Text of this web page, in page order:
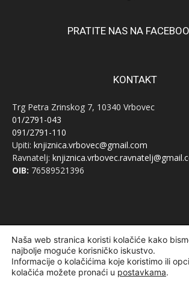
PRATITE NAS NA
KONTAKT
Trg Petra Zrinskog 7, 10340 Vrbovec
01/2791-043
091/2791-110
Upiti: knjiznica.vrbovec@gmail.com
Ravnatelj:
OIB: 76589521396
© Narodna knjižnica Vrbovec 2020 | Sva prava
and developed byCurly Code
Naša web stranica koristi kolačiće kako
najbolje moguće korisničko iskustvo.
Informacije o kolačićima koje koristimo ili
kolačića možete pronaći u postavkama.